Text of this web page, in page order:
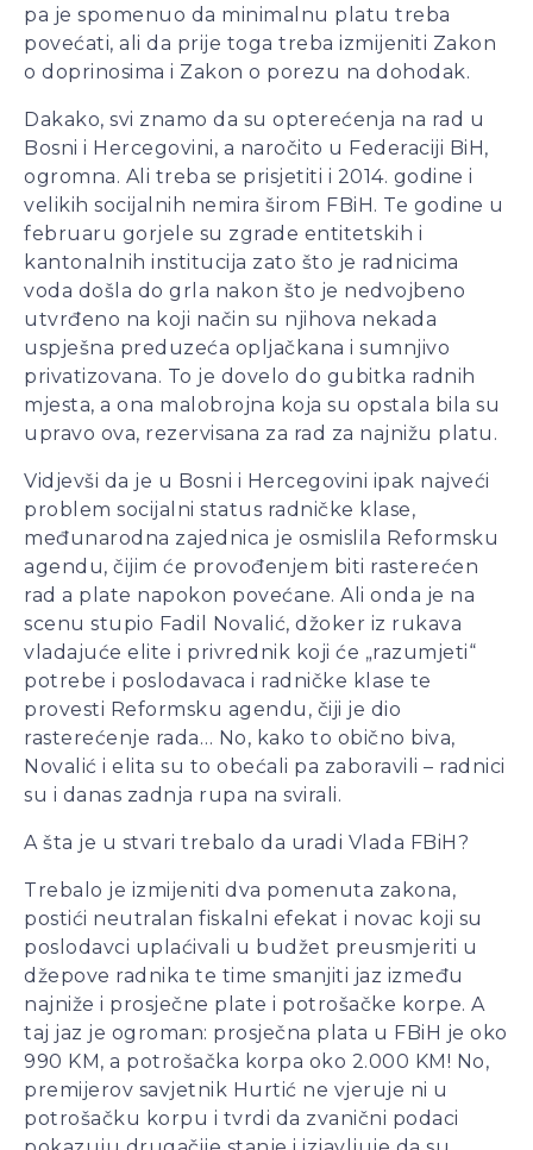
pa je spomenuo da minimalnu platu treba
povećati, ali da prije toga treba izmijeniti Zakon
o doprinosima i Zakon o porezu na dohodak.
Dakako, svi znamo da su opterećenja na rad u
Bosni i Hercegovini, a naročito u Federaciji BiH,
ogromna. Ali treba se prisjetiti i 2014. godine i
velikih socijalnih nemira širom FBiH. Te godine u
februaru gorjele su zgrade entitetskih i
kantonalnih institucija zato što je radnicima
voda došla do grla nakon što je nedvojbeno
utvrđeno na koji način su njihova nekada
uspješna preduzeća opljačkana i sumnjivo
privatizovana. To je dovelo do gubitka radnih
mjesta, a ona malobrojna koja su opstala bila su
upravo ova, rezervisana za rad za najnižu platu.
Vidjevši da je u Bosni i Hercegovini ipak najveći
problem socijalni status radničke klase,
međunarodna zajednica je osmislila Reformsku
agendu, čijim će provođenjem biti rasterećen
rad a plate napokon povećane. Ali onda je na
scenu stupio Fadil Novalić, džoker iz rukava
vladajuće elite i privrednik koji će „razumjeti“
potrebe i poslodavaca i radničke klase te
provesti Reformsku agendu, čiji je dio
rasterećenje rada… No, kako to obično biva,
Novalić i elita su to obećali pa zaboravili – radnici
su i danas zadnja rupa na svirali.
A šta je u stvari trebalo da uradi Vlada FBiH?
Trebalo je izmijeniti dva pomenuta zakona,
postići neutralan fiskalni efekat i novac koji su
poslodavci uplaćivali u budžet preusmjeriti u
džepove radnika te time smanjiti jaz između
najniže i prosječne plate i potrošačke korpe. A
taj jaz je ogroman: prosječna plata u FBiH je oko
990 KM, a potrošačka korpa oko 2.000 KM! No,
premijerov savjetnik Hurtić ne vjeruje ni u
potrošačku korpu i tvrdi da zvanični podaci